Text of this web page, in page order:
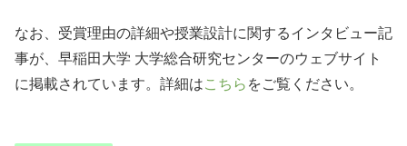
なお、受賞理由の詳細や授業設計に関するインタビュー記
事が、早稲田大学 大学総合研究センターのウェブサイト
に掲載されています。詳細はこちら をご覧ください。